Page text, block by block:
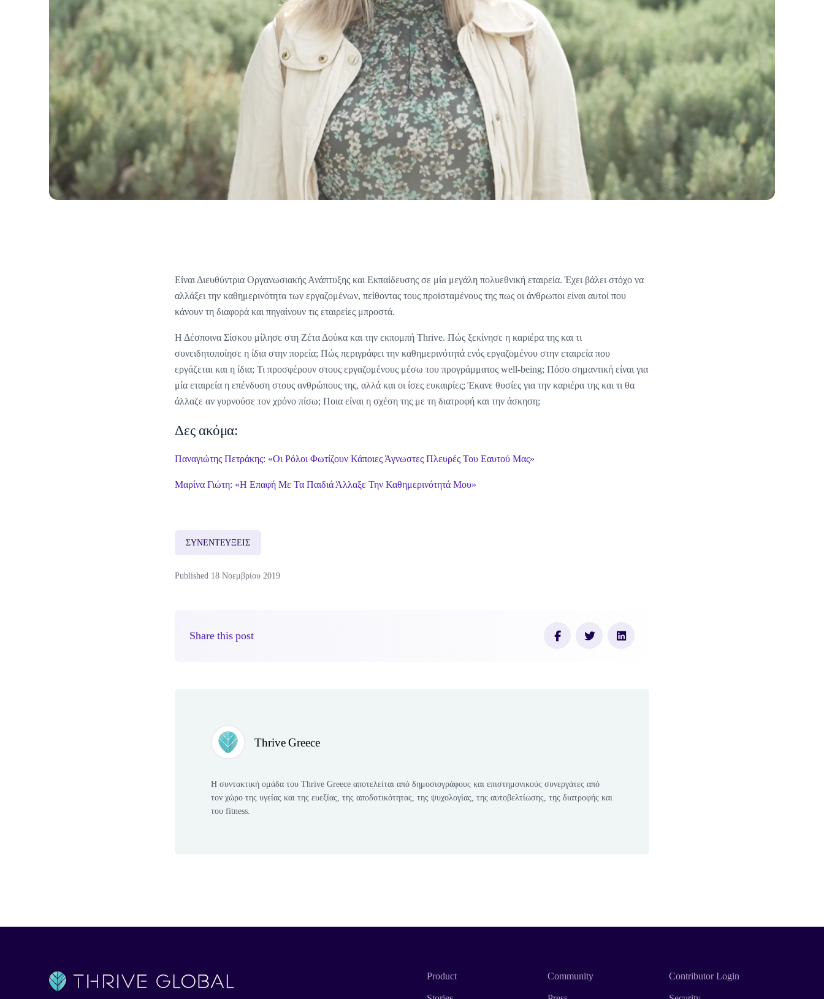
Είναι Διευθύντρια Οργανωσιακής Ανάπτυξης και Εκπαίδευσης σε μία μεγάλη πολυεθνική εταιρεία. Έχει βάλει στόχο να
αλλάξει την καθημερινότητα των εργαζομένων, πείθοντας τους προϊσταμένους της πως οι άνθρωποι είναι αυτοί που
κάνουν τη διαφορά και πηγαίνουν τις εταιρείες μπροστά.
Η Δέσποινα Σίσκου μίλησε στη Ζέτα Δούκα και την εκπομπή Thrive. Πώς ξεκίνησε η καριέρα της και τι
συνειδητοποίησε η ίδια στην πορεία; Πώς περιγράφει την καθημερινότητά ενός εργαζομένου στην εταιρεία που
εργάζεται και η ίδια; Τι προσφέρουν στους εργαζομένους μέσω του προγράμματος well-being; Πόσο σημαντική είναι για
μία εταιρεία η επένδυση στους ανθρώπους της, αλλά και οι ίσες ευκαιρίες; Έκανε θυσίες για την καριέρα της και τι θα
άλλαζε αν γυρνούσε τον χρόνο πίσω; Ποια είναι η σχέση της με τη διατροφή και την άσκηση;
Δες ακόμα:
Παναγιώτης Πετράκης: «Οι Ρόλοι Φωτίζουν Κάποιες Άγνωστες Πλευρές Του Εαυτού Μας»
Μαρίνα Γιώτη: «Η Επαφή Με Τα Παιδιά Άλλαξε Την Καθημερινότητά Μου»
ΣΥΝΕΝΤΕΥΞΕΙΣ
Published 18 Νοεμβρίου 2019
Share this post
Thrive Greece
Η συντακτική ομάδα του Thrive Greece αποτελείται από δημοσιογράφους και επιστημονικούς συνεργάτες από
τον χώρο της υγείας και της ευεξίας, της αποδοτικότητας, της ψυχολογίας, της αυτοβελτίωσης, της διατροφής και
του fitness.
Product Community Contributor Login